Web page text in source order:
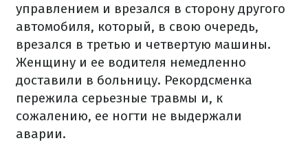
управлением и врезался в сторону другого
автомобиля, который, в свою очередь,
врезался в третью и четвертую машины.
Женщину и ее водителя немедленно
доставили в больницу. Рекордсменка
пережила серьезные травмы и, к
сожалению, ее ногти не выдержали
аварии.